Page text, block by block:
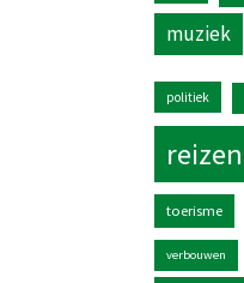
muziek
politiek
reizen
toerisme
verbouwen